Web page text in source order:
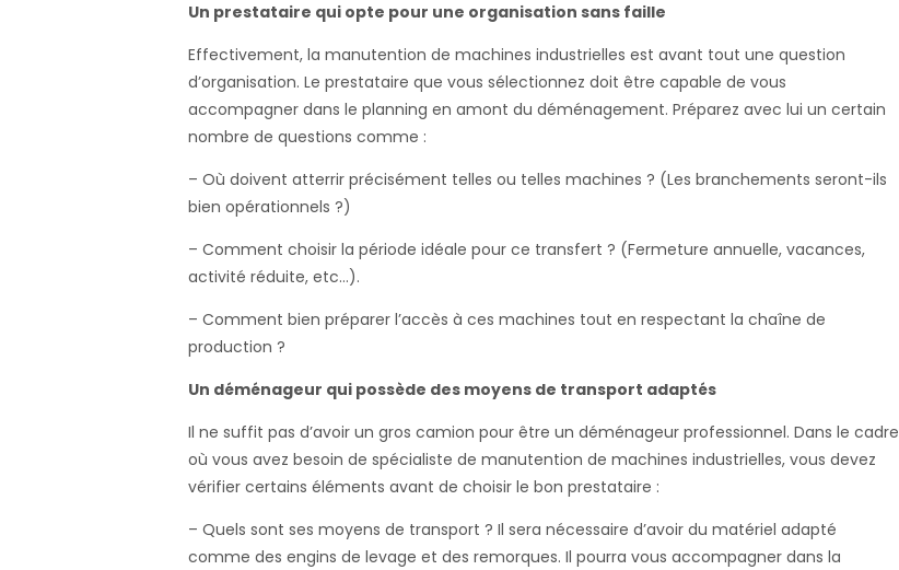
Un prestataire qui opte pour une organisation sans faille
Effectivement, la manutention de machines industrielles est avant tout une question
d’organisation. Le prestataire que vous sélectionnez doit être capable de vous
accompagner dans le planning en amont du déménagement. Préparez avec lui un certain
nombre de questions comme :
– Où doivent atterrir précisément telles ou telles machines ? (Les branchements seront-ils
bien opérationnels ?)
– Comment choisir la période idéale pour ce transfert ? (Fermeture annuelle, vacances,
activité réduite, etc…).
– Comment bien préparer l’accès à ces machines tout en respectant la chaîne de
production ?
Un déménageur qui possède des moyens de transport adaptés
Il ne suffit pas d’avoir un gros camion pour être un déménageur professionnel. Dans le cadre
où vous avez besoin de spécialiste de manutention de machines industrielles, vous devez
vérifier certains éléments avant de choisir le bon prestataire :
– Quels sont ses moyens de transport ? Il sera nécessaire d’avoir du matériel adapté
comme des engins de levage et des remorques. Il pourra vous accompagner dans la